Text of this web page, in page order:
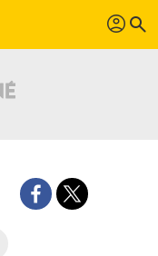
profil search